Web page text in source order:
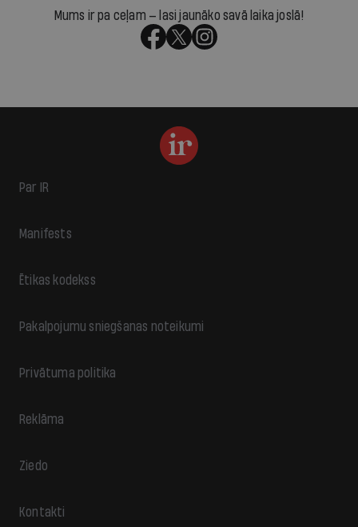
Mums ir pa ceļam — lasi jaunāko savā laika joslā!
Par IR
Manifests
Ētikas kodekss
Pakalpojumu sniegšanas noteikumi
Privātuma politika
Reklāma
Ziedo
Kontakti